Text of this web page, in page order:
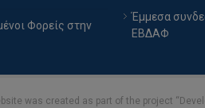
Φορείς στην
Έμμεσα
ΕΒΔΑΦ
was created as part of the project